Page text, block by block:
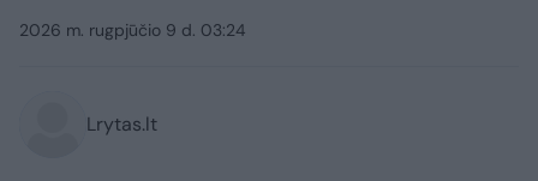
2026 m. rugpjūčio 9 d. 03:24
Lrytas.lt